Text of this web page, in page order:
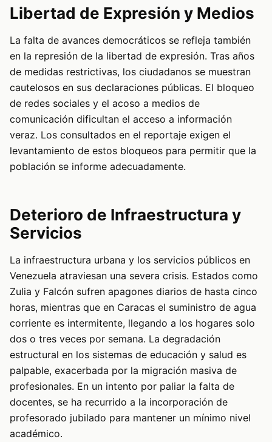
Libertad de Expresión y Medios
La falta de avances democráticos se refleja también
en la represión de la libertad de expresión. Tras años
de medidas restrictivas, los ciudadanos se muestran
cautelosos en sus declaraciones públicas. El bloqueo
de redes sociales y el acoso a medios de
comunicación dificultan el acceso a información
veraz. Los consultados en el reportaje exigen el
levantamiento de estos bloqueos para permitir que la
población se informe adecuadamente.
Deterioro de Infraestructura y
Servicios
La infraestructura urbana y los servicios públicos en
Venezuela atraviesan una severa crisis. Estados como
Zulia y Falcón sufren apagones diarios de hasta cinco
horas, mientras que en Caracas el suministro de agua
corriente es intermitente, llegando a los hogares solo
dos o tres veces por semana. La degradación
estructural en los sistemas de educación y salud es
palpable, exacerbada por la migración masiva de
profesionales. En un intento por paliar la falta de
docentes, se ha recurrido a la incorporación de
profesorado jubilado para mantener un mínimo nivel
académico.